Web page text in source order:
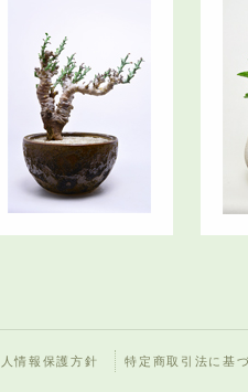
情報保護方針 特定商取引法に基